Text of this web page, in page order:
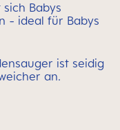
sich Babys
- ideal für Babys
ist seidig
an.